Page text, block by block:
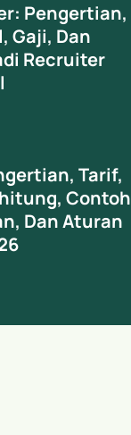
Pengertian,
Gaji, Dan
Recruiter
Tarif,
Contoh
Dan Aturan